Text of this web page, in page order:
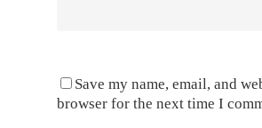
Save my name, email, and
browser for the next time I